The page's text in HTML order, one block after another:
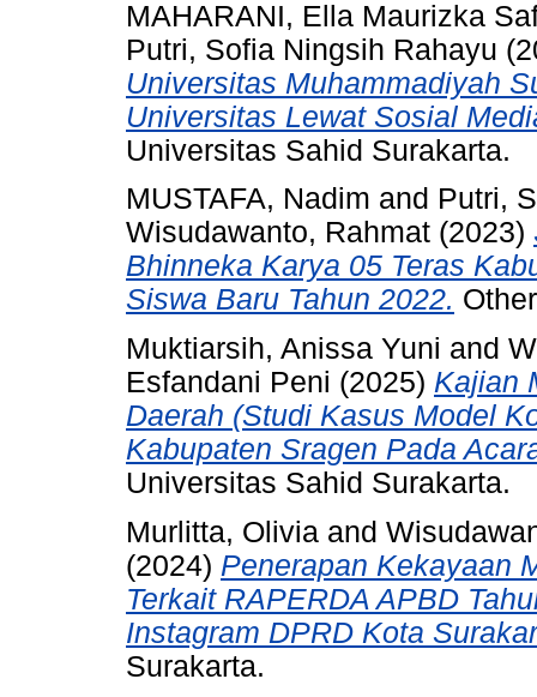
MAHARANI, Ella Maurizka
Putri, Sofia Ningsih Rahayu
Universitas Muhammadiyah
Universitas Lewat Sosial
Universitas Sahid Surakarta.
MUSTAFA, Nadim and Putri,
Wisudawanto, Rahmat (2023)
Bhinneka Karya 05 Teras
Siswa Baru Tahun 2022.
Muktiarsih, Anissa Yuni and
Esfandani Peni (2025) Kajian
Daerah (Studi Kasus Model
Kabupaten Sragen Pada
Universitas Sahid Surakarta.
Murlitta, Olivia and
(2024) Penerapan Kekayaan
Terkait RAPERDA APBD
Instagram DPRD Kota
Surakarta.